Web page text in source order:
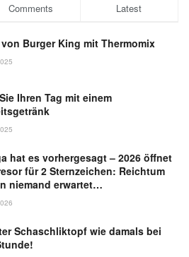
Comments Latest
Burger King mit Thermomix
Ihren Tag mit einem
hat es vorhergesagt – 2026 öffnet
für 2 Sternzeichen: Reichtum
niemand erwartet…
Schaschliktopf wie damals bei